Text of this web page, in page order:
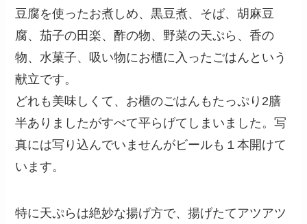
豆腐を使ったお煮しめ、黒豆煮、そば、胡麻豆
腐、茄子の田楽、酢の物、野菜の天ぷら、香の
物、水菓子、吸い物にお櫃に入ったごはんという
献立です。
どれも美味しくて、お櫃のごはんもたっぷり2膳
半ありましたがすべて平らげてしまいました。写
真には写り込んでいませんがビールも１本開けて
います。
特に天ぷらは絶妙な揚げ方で、揚げたてアツアツ